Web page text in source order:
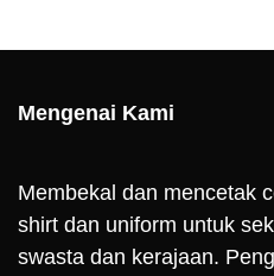
Mengenai Kami
Membekal dan mencetak
shirt dan uniform untuk
swasta dan kerajaan.